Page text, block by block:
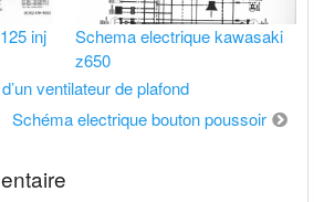
inj
Schema electrique kawasaki
z650
ventilateur de plafond
Schéma electrique bouton poussoir